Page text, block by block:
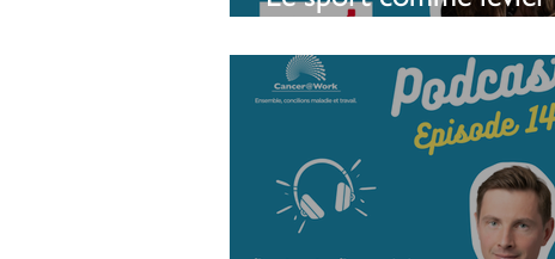
soutenir l’emploi des